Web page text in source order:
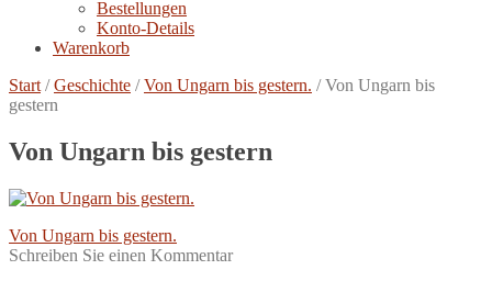
Bestellungen
Konto-Details
Warenkorb
Start /Geschichte /Von Ungarn bis gestern. /Von Ungarn bis
gestern
Von Ungarn bis gestern
Beitragsnavigation
Vorheriger
Beitrag:
Von Ungarn bis gestern.
Schreiben Sie einen Kommentar